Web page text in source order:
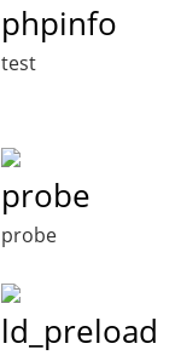
phpinfo
test
probe
probe
ld_preload